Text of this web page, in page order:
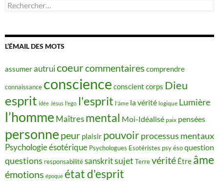
Rechercher :
L’ÉMAIL DES MOTS
assumerautruicoeurcommentaires comprendre
connaissance conscience conscient corps Dieu
esprit idée Jésus l'ego l'esprit l'âme la vérité logique Lumière
l’homme Maîtres mental Moi-Idéalisé paix pensées
personne peur plaisir pouvoirprocessus mentaux
Psychologie ésotérique Psychologues Esotéristes psy ésoquestion
questions responsabilitésanskritsujet Terrevérité Être âme
émotions époque état d'esprit